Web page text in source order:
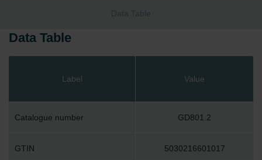
Data Table
Data Table
Label Value
Catalogue number GD801.2
GTIN 5030216601017